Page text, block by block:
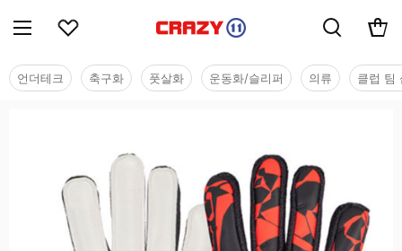
언더테크 축구화 풋살화 운동화/슬리퍼 의류 클럽 팀